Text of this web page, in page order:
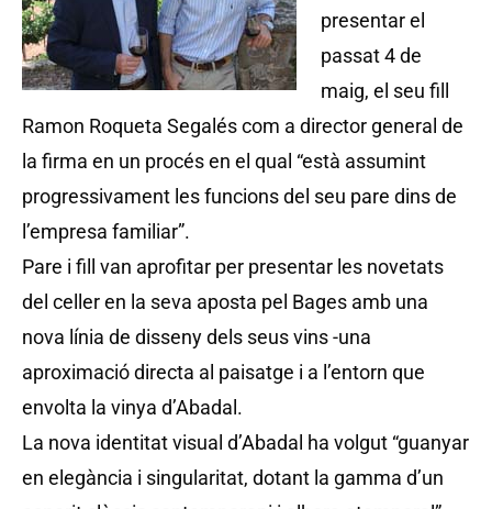
presentar el
passat 4 de
maig, el seu fill
Ramon Roqueta Segalés com a director general de
la firma en un procés en el qual “està assumint
progressivament les funcions del seu pare dins de
l’empresa familiar”.
Pare i fill van aprofitar per presentar les novetats
del celler en la seva aposta pel Bages amb una
nova línia de disseny dels seus vins -una
aproximació directa al paisatge i a l’entorn que
envolta la vinya d’Abadal.
La nova identitat visual d’Abadal ha volgut “guanyar
en elegància i singularitat, dotant la gamma d’un